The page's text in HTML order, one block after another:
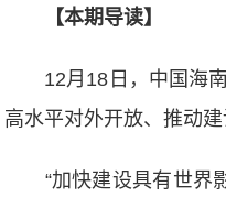
【本期导读】
12月18日，中国海南
高水平对外开放、推动
“加快建设具有世界影